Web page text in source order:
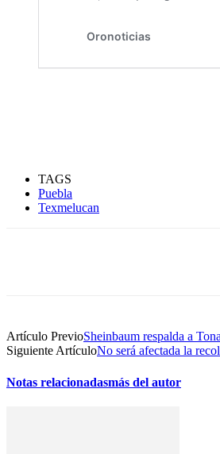
TAGS
Puebla
Texmelucan
Artículo PrevioSheinbaum respalda a
Siguiente ArtículoNo será afectada la
Notas relacionadasmás del autor